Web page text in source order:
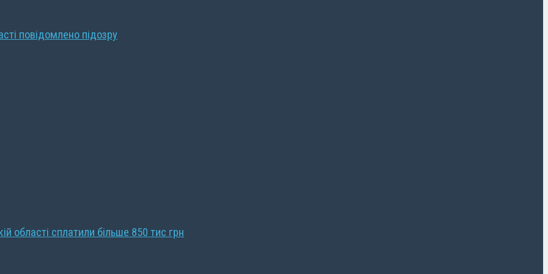
повідомлено підозру
області сплатили більше 850 тис грн